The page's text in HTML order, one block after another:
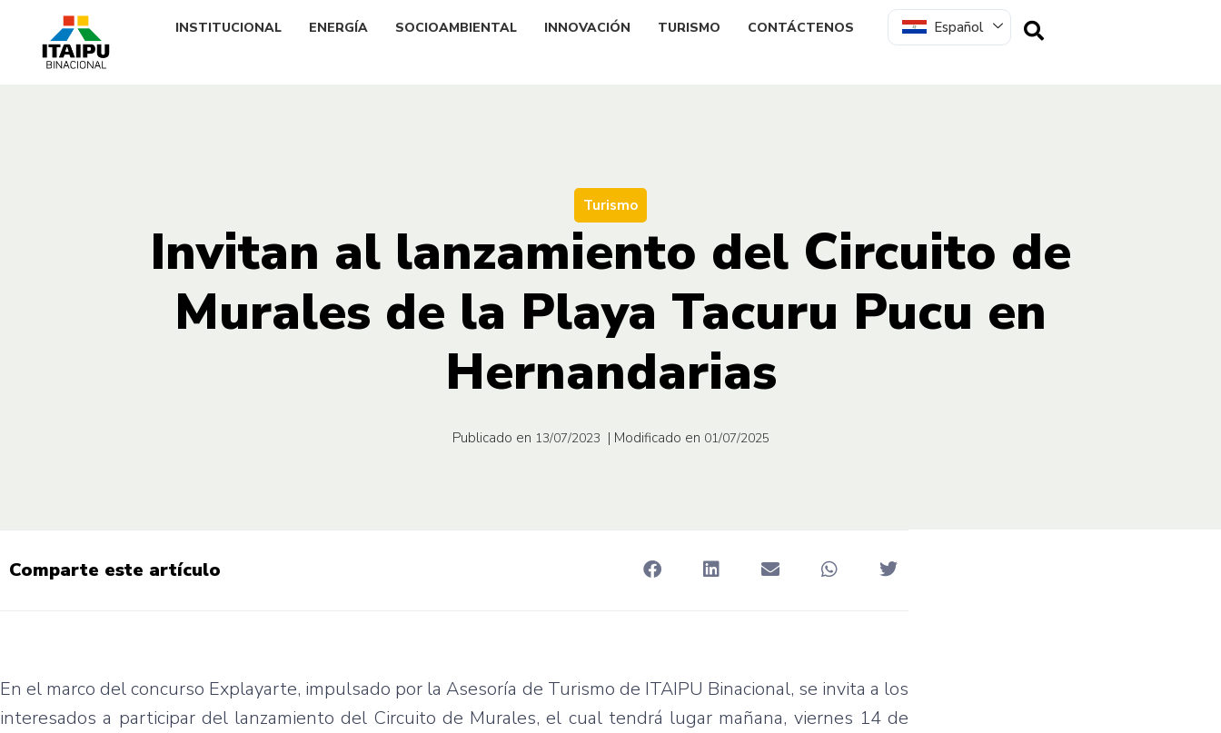
INSTITUCIONAL ENERGÍA SOCIOAMBIENTAL INNOVACIÓN TURISMO CONTÁCTENOS Español
Turismo
Invitan al lanzamiento del Circuito de
Murales de la Playa Tacuru Pucu en
Hernandarias
Publicado en 13/07/2023 | Modificado en 01/07/2025
Comparte este artículo
En el marco del concurso Explayarte, impulsado por la Asesoría de Turismo de ITAIPU Binacional, se invita a los
interesados a participar del lanzamiento del Circuito de Murales, el cual tendrá lugar mañana, viernes 14 de